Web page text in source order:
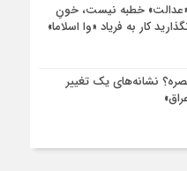
خطبه نیست، خونِ
کار به فریاد «وا اسلاما»
نشانه‌های یک تغییر